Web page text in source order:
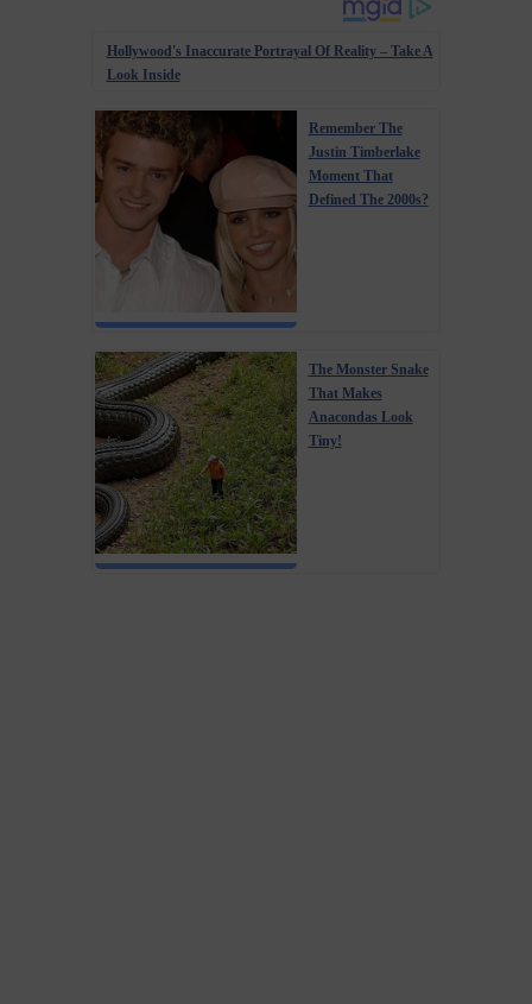
Hollywood's Inaccurate Portrayal Of Reality – Take A
Look Inside
Remember The
Justin Timberlake
Moment That
Defined The 2000s?
The Monster Snake
That Makes
Anacondas Look
Tiny!